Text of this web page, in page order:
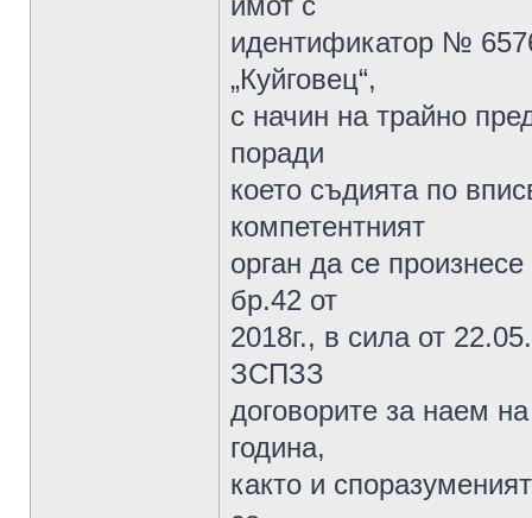
идентификатор №
„Куйговец“,
с начин на трайно
поради
което съдията по
компетентният
орган да се
бр.42 от
2018г., в сила от
ЗСПЗЗ
договорите за наем
година,
както и